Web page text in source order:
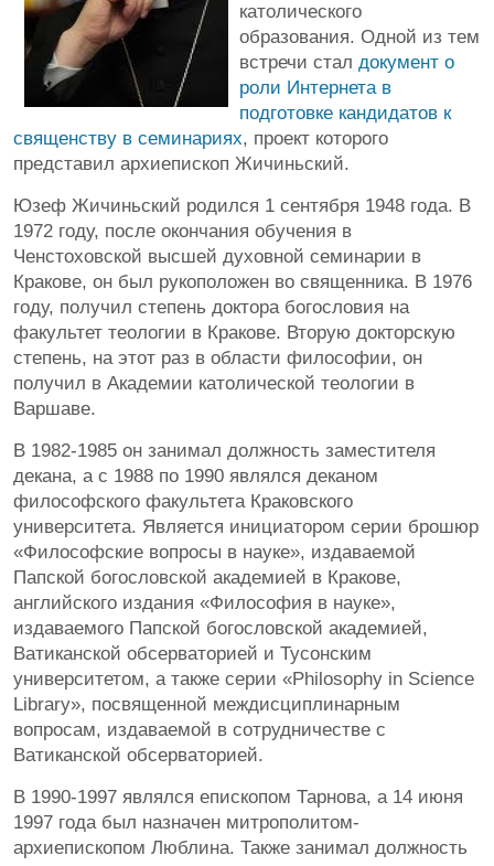
католического
образования. Одной из тем
встречи стал документ о
роли Интернета в
подготовке кандидатов к
священству в семинариях, проект которого
представил архиепископ Жичиньский.
Юзеф Жичиньский родился 1 сентября 1948 года. В
1972 году, после окончания обучения в
Ченстоховской высшей духовной семинарии в
Кракове, он был рукоположен во священника. В 1976
году, получил степень доктора богословия на
факультет теологии в Кракове. Вторую докторскую
степень, на этот раз в области философии, он
получил в Академии католической теологии в
Варшаве.
В 1982-1985 он занимал должность заместителя
декана, а с 1988 по 1990 являлся деканом
философского факультета Краковского
университета. Является инициатором серии брошюр
«Философские вопросы в науке», издаваемой
Папской богословской академией в Кракове,
английского издания «Философия в науке»,
издаваемого Папской богословской академией,
Ватиканской обсерваторией и Тусонским
университетом, а также серии «Philosophy in Science
Library», посвященной междисциплинарным
вопросам, издаваемой в сотрудничестве с
Ватиканской обсерваторией.
В 1990-1997 являлся епископом Тарнова, а 14 июня
1997 года был назначен митрополитом-
архиепископом Люблина. Также занимал должность